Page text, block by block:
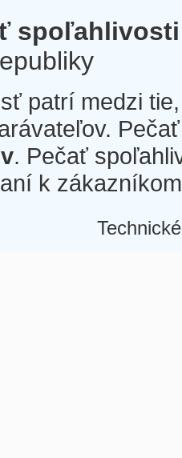
spoľahlivosti
patrí medzi
. Pečať
k